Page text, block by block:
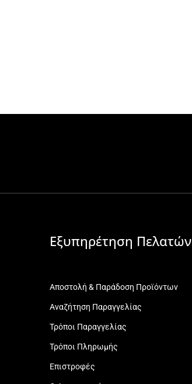
Εξυπηρέτηση Πελατών
Αποστολή & Παράδοση Προϊόντων
Αναζήτηση Παραγγελίας
Τρόποι Παραγγελίας
Τρόποι Πληρωμής
Επιστροφές